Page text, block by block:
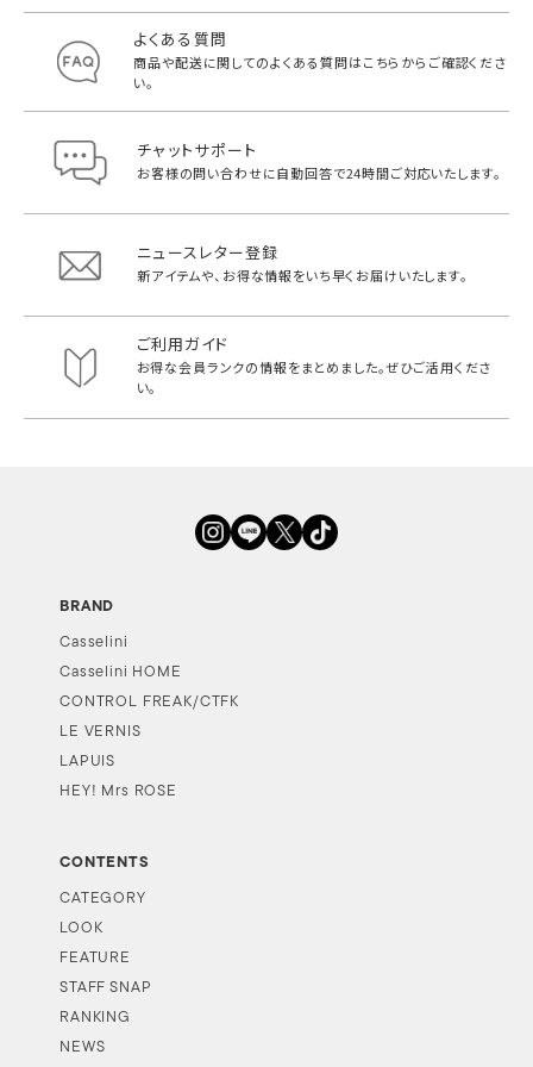
よくある質問
商品や配送に関してのよくある質問はこちらからご確認くださ
い。
チャットサポート
お客様の問い合わせに自動回答で24時間ご対応いたします。
ニュースレター登録
新アイテムや、お得な情報をいち早く お届けいたします。
ご利用ガイド
お得な会員ランクの情報をまとめました。ぜひご活用くださ
い。
BRAND
Casselini
Casselini HOME
CONTROL FREAK/CTFK
LE VERNIS
LAPUIS
HEY! Mrs ROSE
CONTENTS
CATEGORY
LOOK
FEATURE
STAFF SNAP
RANKING
NEWS